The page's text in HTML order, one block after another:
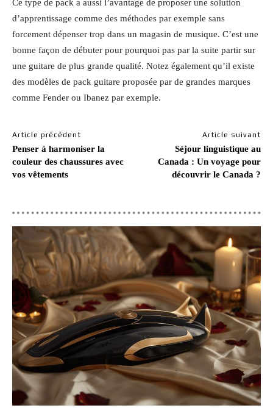
Ce type de pack a aussi l’avantage de proposer une solution
d’apprentissage comme des méthodes par exemple sans
forcement dépenser trop dans un magasin de musique. C’est une
bonne façon de débuter pour pourquoi pas par la suite partir sur
une guitare de plus grande qualité. Notez également qu’il existe
des modèles de pack guitare proposée par de grandes marques
comme Fender ou Ibanez par exemple.
Article précédent
Penser à harmoniser la
couleur des chaussures avec
vos vêtements
Article suivant
Séjour linguistique au
Canada : Un voyage pour
découvrir le Canada ?